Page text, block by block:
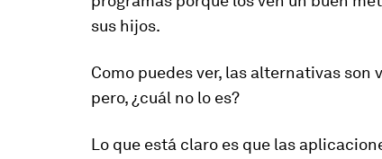
sus hijos.
Como puedes ver, las alternativas
pero, ¿cuál no lo es?
Lo que está claro es que las